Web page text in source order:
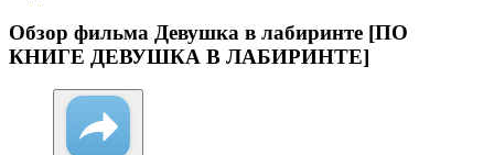
Обзор фильма Девушка в лабиринте [ПО
КНИГЕ ДЕВУШКА В ЛАБИРИНТЕ]